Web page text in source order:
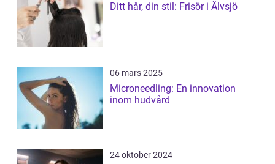
Ditt hår, din stil: Frisör i Älvsjö
06 mars 2025
Microneedling: En innovation
inom hudvård
24 oktober 2024